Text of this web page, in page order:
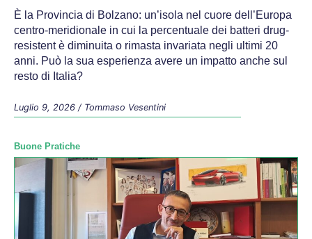
È la Provincia di Bolzano: un’isola nel cuore dell’Europa
centro-meridionale in cui la percentuale dei batteri drug-
resistent è diminuita o rimasta invariata negli ultimi 20
anni. Può la sua esperienza avere un impatto anche sul
resto di Italia?
Luglio 9, 2026 / Tommaso Vesentini
Buone Pratiche